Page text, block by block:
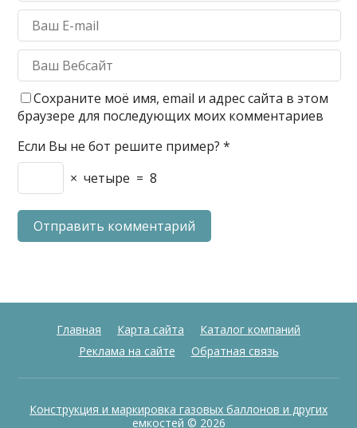
Сохраните моё имя, email и адрес сайта в этом
браузере для последующих моих комментариев
Если Вы не бот решите пример? *
× четыре = 8
Главная Карта сайта
Каталог компаний
Реклама на сайте
Обратная связь
Конструкция и маркировка газовых баллонов и других
емкостей © 2026